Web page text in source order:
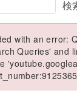
検
with an error:
Queries' and